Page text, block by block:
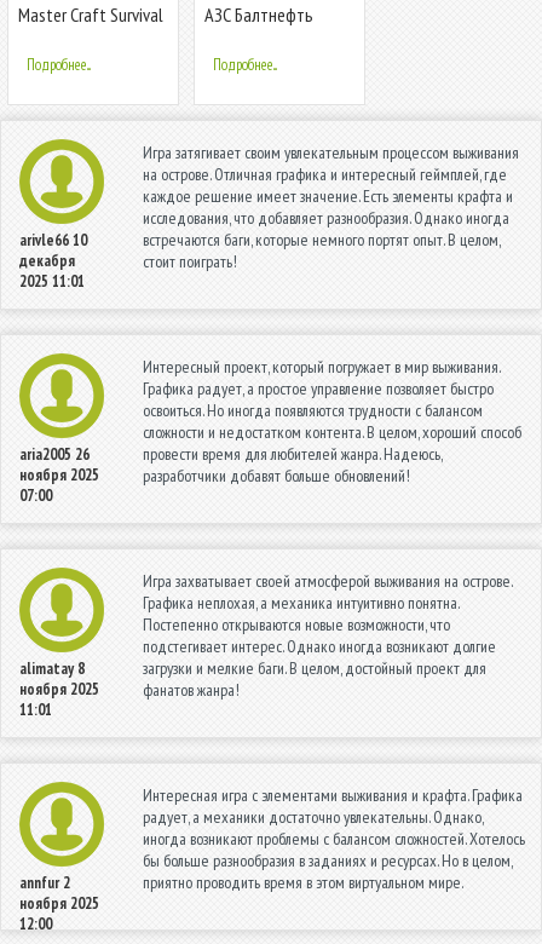
Master Craft Survival
2020
Подробнее...
АЗС Балтнефть
Подробнее...
arivle6610
декабря
2025 11:01
Игра затягивает своим увлекательным процессом выживания
на острове. Отличная графика и интересный геймплей, где
каждое решение имеет значение. Есть элементы крафта и
исследования, что добавляет разнообразия. Однако иногда
встречаются баги, которые немного портят опыт. В целом,
стоит поиграть!
aria2005 26
ноября 2025
07:00
Интересный проект, который погружает в мир выживания.
Графика радует, а простое управление позволяет быстро
освоиться. Но иногда появляются трудности с балансом
сложности и недостатком контента. В целом, хороший способ
провести время для любителей жанра. Надеюсь,
разработчики добавят больше обновлений!
alimatay 8
ноября 2025
11:01
Игра захватывает своей атмосферой выживания на острове.
Графика неплохая, а механика интуитивно понятна.
Постепенно открываются новые возможности, что
подстегивает интерес. Однако иногда возникают долгие
загрузки и мелкие баги. В целом, достойный проект для
фанатов жанра!
annfur 2
ноября 2025
12:00
Интересная игра с элементами выживания и крафта. Графика
радует, а механики достаточно увлекательны. Однако,
иногда возникают проблемы с балансом сложностей. Хотелось
бы больше разнообразия в заданиях и ресурсах. Но в целом,
приятно проводить время в этом виртуальном мире.